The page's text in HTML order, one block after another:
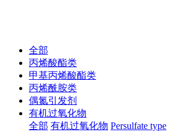
全部
丙烯酸酯类
甲基丙烯酸酯类
丙烯酰胺类
偶氮引发剂
有机过氧化物
全部 有机过氧化物 Persulfate type